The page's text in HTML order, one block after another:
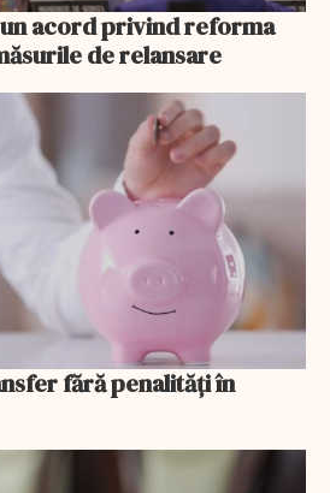
un acord privind reforma
de relansare
fără penalități în